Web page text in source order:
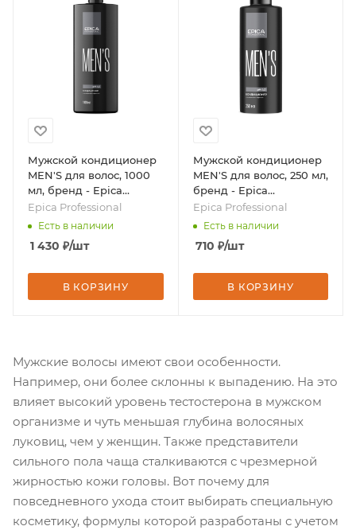
Мужской кондиционер
MEN'S для волос, 1000
мл, бренд - Epica
Professional
Epica Professional
Есть в наличии
1 430 ₽/шт
В КОРЗИНУ
Мужской кондиционер
MEN'S для волос, 250 мл,
бренд - Epica
Professional
Epica Professional
Есть в наличии
710 ₽/шт
В КОРЗИНУ
Мужские волосы имеют свои особенности.
Например, они более склонны к выпадению. На это
влияет высокий уровень тестостерона в мужском
организме и чуть меньшая глубина волосяных
луковиц, чем у женщин. Также представители
сильного пола чаща сталкиваются с чрезмерной
жирностью кожи головы. Вот почему для
повседневного ухода стоит выбирать специальную
косметику, формулы которой разработаны с учетом